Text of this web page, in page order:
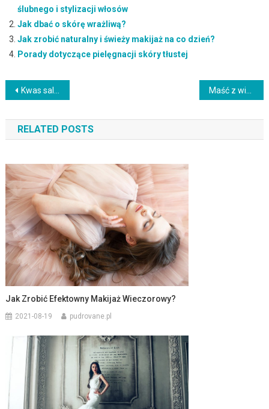
ślubnego i stylizacji włosów
Jak dbać o skórę wrażliwą?
Jak zrobić naturalny i świeży makijaż na co dzień?
Porady dotyczące pielęgnacji skóry tłustej
Nawigacja
wpisu
Kwas salicylowy na zaskórniki – skuteczność i sposób użycia
RELATED POSTS
Jak Zrobić Efektowny Makijaż Wieczorowy?
2021-08-19 pudrovane.pl